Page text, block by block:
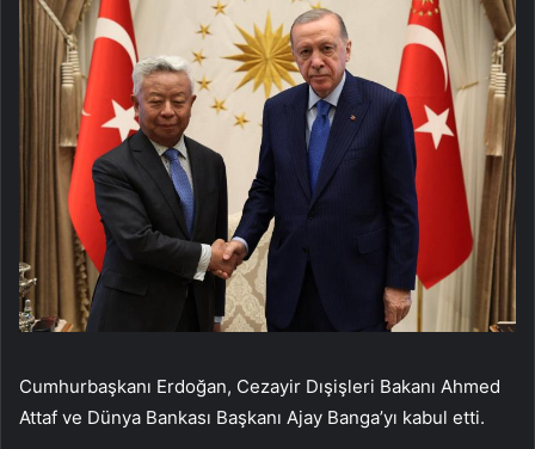
Cumhurbaşkanı Erdoğan, Cezayir Dışişleri Bakanı Ahmed
Attaf ve Dünya Bankası Başkanı Ajay Banga’yı kabul etti.